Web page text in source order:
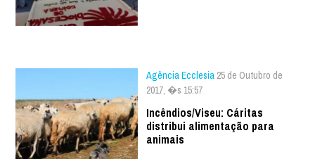
Agência Ecclesia 25 de Outubro de
2017, �s 15:57
Incêndios/Viseu: Cáritas
distribui alimentação para
animais